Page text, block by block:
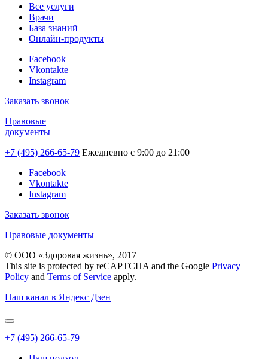
Все услуги
Врачи
База знаний
Онлайн-продукты
Facebook
Vkontakte
Instagram
Заказать звонок
Правовые
документы
+7 (495) 266-65-79 Ежедневно с 9:00 до 21:00
Facebook
Vkontakte
Instagram
Заказать звонок
Правовые документы
© ООО «Здоровая жизнь», 2017
This site is protected by reCAPTCHA and the Google Privacy
Policy and Terms of Service apply.
Наш канал в Яндекс Дзен
+7 (495) 266-65-79